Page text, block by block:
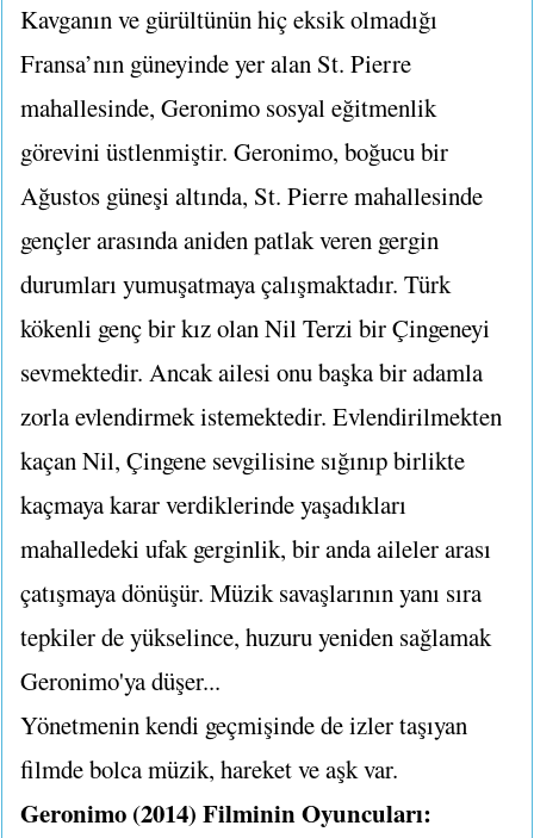
Kavganın ve gürültünün hiç eksik olmadığı
Fransa’nın güneyinde yer alan St. Pierre
mahallesinde, Geronimo sosyal eğitmenlik
görevini üstlenmiştir. Geronimo, boğucu bir
Ağustos güneşi altında, St. Pierre mahallesinde
gençler arasında aniden patlak veren gergin
durumları yumuşatmaya çalışmaktadır. Türk
kökenli genç bir kız olan Nil Terzi bir Çingeneyi
sevmektedir. Ancak ailesi onu başka bir adamla
zorla evlendirmek istemektedir. Evlendirilmekten
kaçan Nil, Çingene sevgilisine sığınıp birlikte
kaçmaya karar verdiklerinde yaşadıkları
mahalledeki ufak gerginlik, bir anda aileler arası
çatışmaya dönüşür. Müzik savaşlarının yanı sıra
tepkiler de yükselince, huzuru yeniden sağlamak
Geronimo'ya düşer...
Yönetmenin kendi geçmişinde de izler taşıyan
filmde bolca müzik, hareket ve aşk var.
Geronimo (2014) Filminin Oyuncuları: